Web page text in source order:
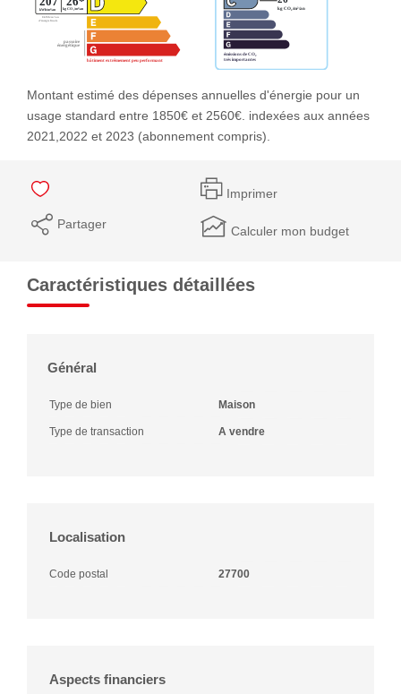
Montant estimé des dépenses annuelles d'énergie pour un
usage standard entre 1850€ et 2560€. indexées aux années
2021,2022 et 2023 (abonnement compris).
Imprimer
Partager Calculer mon budget
Caractéristiques détaillées
Général
Type de bien Maison
Type de transaction A vendre
Localisation
Code postal 27700
Aspects financiers